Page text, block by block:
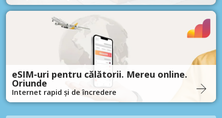
eSIM-uri pentru călătorii. Mereu online.
Oriunde
Internet rapid și de încredere